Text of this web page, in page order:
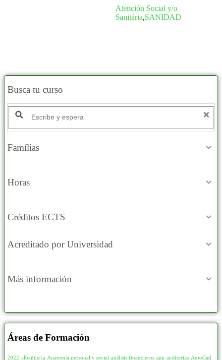
Atención Social y/o
Sanitária,SANIDAD
Busca tu curso
Buscar productos:
Famílias
Horas
Créditos ECTS
Acreditado por Universidad
Más información
Áreas de Formación
2022 albañilería Anatomia personal y social análisis financieros app auditorias AutoCad